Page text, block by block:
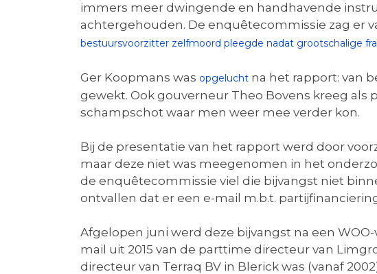
immers meer dwingende en handhavende
achtergehouden. De enquêtecommissie zag er
bestuursvoorzitter zelfmoord pleegde nadat grootschalige
Ger Koopmans was opgelucht na het rapport: van
gewekt. Ook gouverneur Theo Bovens kreeg
schampschot waar men weer mee verder kon.
Bij de presentatie van het rapport werd door
maar deze niet was meegenomen in het
de enquêtecommissie viel die bijvangst niet
ontvallen dat er een e-mail m.b.t.
Afgelopen juni werd deze bijvangst na een
mail uit 2015 van de parttime directeur van
directeur van Terraq BV in Blerick was (vanaf